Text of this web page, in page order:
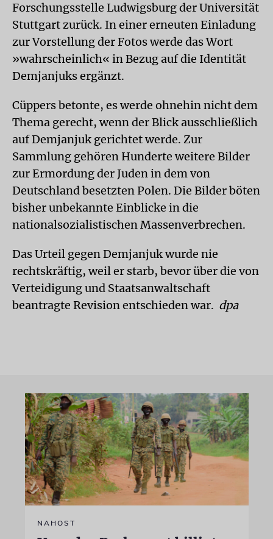
Forschungsstelle Ludwigsburg der Universität
Stuttgart zurück. In einer erneuten Einladung
zur Vorstellung der Fotos werde das Wort
»wahrscheinlich« in Bezug auf die Identität
Demjanjuks ergänzt.
Cüppers betonte, es werde ohnehin nicht dem
Thema gerecht, wenn der Blick ausschließlich
auf Demjanjuk gerichtet werde. Zur
Sammlung gehören Hunderte weitere Bilder
zur Ermordung der Juden in dem von
Deutschland besetzten Polen. Die Bilder böten
bisher unbekannte Einblicke in die
nationalsozialistischen Massenverbrechen.
Das Urteil gegen Demjanjuk wurde nie
rechtskräftig, weil er starb, bevor über die von
Verteidigung und Staatsanwaltschaft
beantragte Revision entschieden war. dpa
NAHOST